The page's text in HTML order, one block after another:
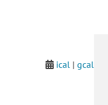
ical | gcal